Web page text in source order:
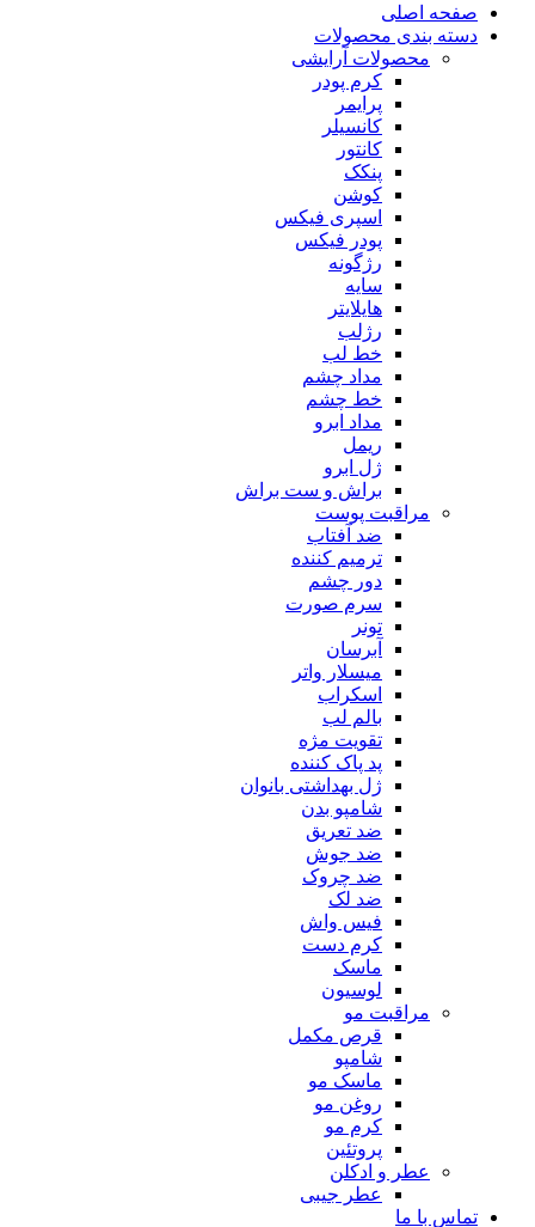
صفحه اصلی
دسته بندی محصولات
محصولات آرایشی
کرم پودر
پرایمر
کانسیلر
کانتور
پنکک
کوشن
اسپری فیکس
پودر فیکس
رژگونه
سایه
هایلایتر
رژلب
خط لب
مداد چشم
خط چشم
مداد ابرو
ریمل
ژل ابرو
براش و ست براش
مراقبت پوست
ضد آفتاب
ترمیم کننده
دور چشم
سرم صورت
تونر
آبرسان
میسلار واتر
اسکراب
بالم لب
تقویت مژه
پد پاک کننده
ژل بهداشتی بانوان
شامپو بدن
ضد تعریق
ضد جوش
ضد چروک
ضد لک
فیس واش
کرم دست
ماسک
لوسیون
مراقبت مو
قرص مکمل
شامپو
ماسک مو
روغن مو
کرم مو
پروتئین
عطر و ادکلن
عطر جیبی
تماس با ما